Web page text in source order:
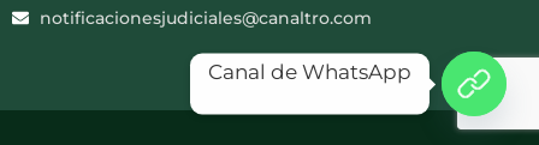
notificacionesjudiciales@canaltro.com
Canal de WhatsApp